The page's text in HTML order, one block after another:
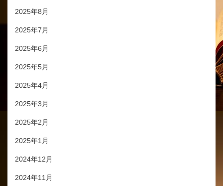
2025年8月
2025年7月
2025年6月
2025年5月
2025年4月
2025年3月
2025年2月
2025年1月
2024年12月
2024年11月